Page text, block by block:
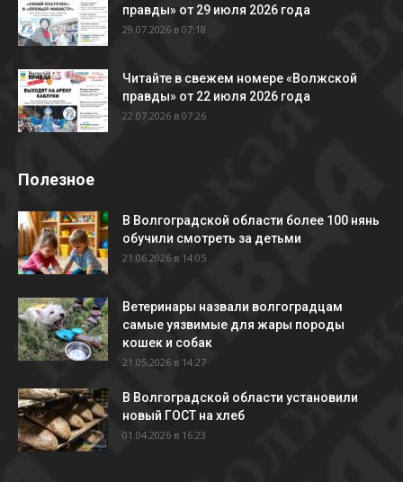
правды» от 29 июля 2026 года
29.07.2026 в 07:18
Читайте в свежем номере «Волжской
правды» от 22 июля 2026 года
22.07.2026 в 07:26
Полезное
В Волгоградской области более 100 нянь
обучили смотреть за детьми
21.06.2026 в 14:05
Ветеринары назвали волгоградцам
самые уязвимые для жары породы
кошек и собак
21.05.2026 в 14:27
В Волгоградской области установили
новый ГОСТ на хлеб
01.04.2026 в 16:23